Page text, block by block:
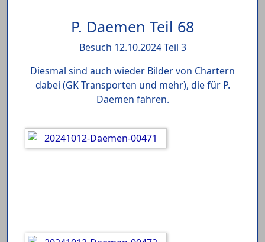
P. Daemen Teil 68
Besuch 12.10.2024 Teil 3
Diesmal sind auch wieder Bilder von Chartern
dabei (GK Transporten und mehr), die für P.
Daemen fahren.